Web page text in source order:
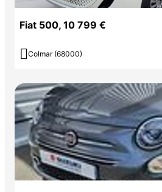
Fiat 500, 10 799 €
 Colmar (68000)